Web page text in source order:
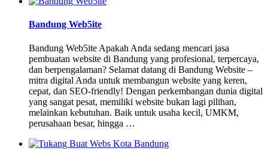
Bandung Web5ite
Bandung Web5ite Apakah Anda sedang mencari jasa
pembuatan website di Bandung yang profesional, terpercaya,
dan berpengalaman? Selamat datang di Bandung Website –
mitra digital Anda untuk membangun website yang keren,
cepat, dan SEO-friendly! Dengan perkembangan dunia digital
yang sangat pesat, memiliki website bukan lagi pilihan,
melainkan kebutuhan. Baik untuk usaha kecil, UMKM,
perusahaan besar, hingga …